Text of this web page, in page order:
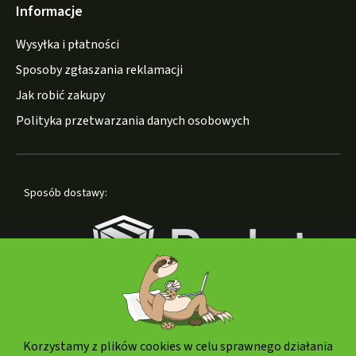
Korzystamy z plików cookies w celu sprawnego działania
Informacje
Wysyłka i płatności
Sposoby zgłaszania reklamacji
Jak robić zakupy
Polityka przetwarzania danych osobowych
Sposób dostawy:
Formy płatności: